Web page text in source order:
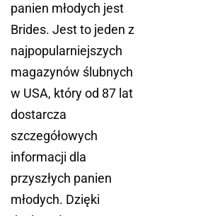
panien młodych jest
Brides. Jest to jeden z
najpopularniejszych
magazynów ślubnych
w USA, który od 87 lat
dostarcza
szczegółowych
informacji dla
przyszłych panien
młodych. Dzięki